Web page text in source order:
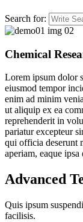
Search for:
Chemical
Lorem ipsum dolor
eiusmod tempor
enim ad minim
ut aliquip ex ea
reprehenderit in
pariatur excepteur
qui officia deserunt
aperiam, eaque
Advanced
Quis ipsum
facilisis.